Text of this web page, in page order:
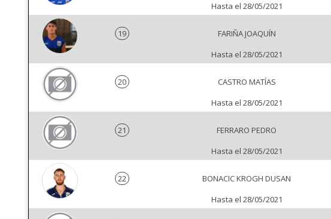
Hasta el 28/05/2021
19
FARIÑA JOAQUÍN
Hasta el 28/05/2021
20
CASTRO MATÍAS
Hasta el 28/05/2021
21
FERRARO PEDRO
Hasta el 28/05/2021
22
BONACIC KROGH DUSAN
Hasta el 28/05/2021